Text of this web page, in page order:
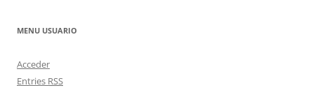
MENU USUARIO
Acceder
Entries RSS